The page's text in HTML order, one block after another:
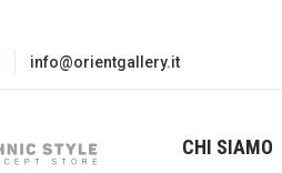
info@orientgallery.it
CHI SIAMO